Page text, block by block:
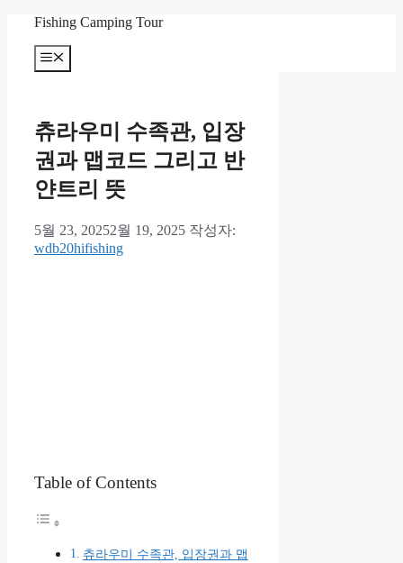
Fishing Camping Tour
메
뉴
츄라우미 수족관, 입장
권과 맵코드 그리고 반
얀트리 뜻
5월 23, 20252월 19, 2025 작성자:
wdb20hifishing
Table of Contents
츄라우미 수족관, 입장권과 맵